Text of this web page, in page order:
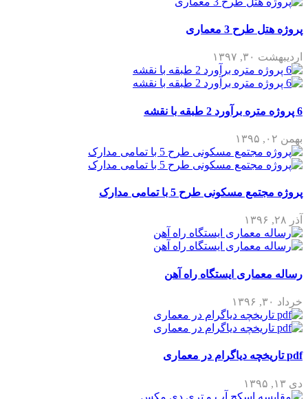
پروژه هتل طرح 3 معماری
اردیبهشت ۳۰, ۱۳۹۷
6 پروژه متره برآورد 2 طبقه با نقشه
بهمن ۰۲, ۱۳۹۵
پروژه مجتمع مسکونی طرح 5 با تمامی مدارک
آذر ۲۸, ۱۳۹۶
رساله معماری ایستگاه راه آهن
خرداد ۳۰, ۱۳۹۶
pdf تاریخچه دیاگرام در معماری
دی ۱۳, ۱۳۹۵